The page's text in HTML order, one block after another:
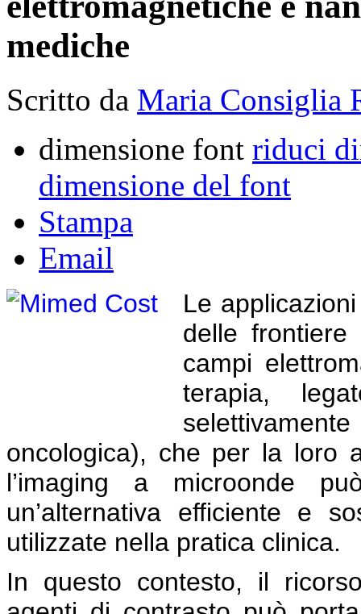
mediche
Scritto da Maria Consiglia
dimensione font riduci
dimensione del font
Stampa
Email
Le
delle
campi
terapia,
oncologica), che per la loro
l’imaging a microonde
un’alternativa efficiente e
utilizzate nella pratica clinica.
In questo contesto, il